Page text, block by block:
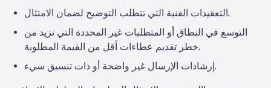
التعقيدات الفنية التي تتطلب التوضيح لضمان الامتثال.
التوسع في النطاق أو المتطلبات غير المحددة التي تزيد من
خطر تقديم عطاءات أقل من القيمة المطلوبة.
إرشادات الإرسال غير واضحة أو ذات تنسيق سيء.